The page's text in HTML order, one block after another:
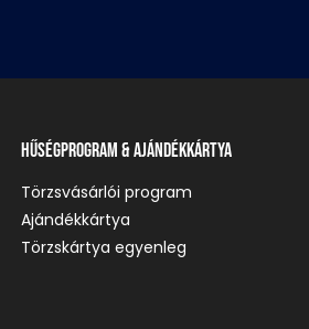
Hűségprogram & Ajándékkártya
Törzsvásárlói program
Ajándékkártya
Törzskártya egyenleg